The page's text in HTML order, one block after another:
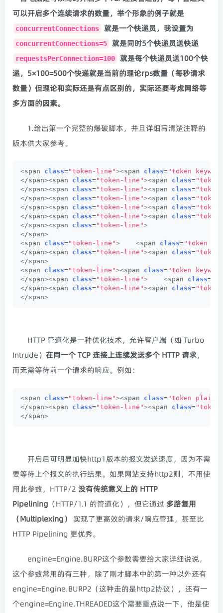
可以开启多个连续请求的数量，举个形象的例子就是
concurrentConnections 就是一个快递员，我设置为
concurrentConnections=5 就是同时5个快递员送快递
requestsPerConnection=100
就是每个快递员送100个快
递，5×100=500个快递就是当前的理论rps数量（每秒请求
数量）但理论和实际还是有点区别的，实际还要考虑网络等
多方面的因素。
1.给出第一个完整的爆破脚本，并且详细写清楚注释的
版本供大家参考。
<span class="token-line"><span class="token
</span><span class="token-line"><span class=
</span><span class="token-line"><span class=
</span><span class="token-line"><span class=
</span><span class="token-line"><span class=
</span><span class="token-line"><span class=
</span><span class="token-line">
</span>
<span class="token-line"> <span class="token
</span><span class="token-line"><span class=
</span>
<span class="token-line"><span class="token
</span><span class="token-line"> <span class=
</span><span class="token-line"><span class=
</span>
HTTP 管道化是一种优化技术，允许客户端（如 Turbo
Intrude） 在同一个 TCP 连接上连续发送多个 HTTP 请求，
而无需等待前一个请求的响应。例如：
<span class="token-line"><span class="token plain"
</span><span class="token-line"><span class=
</span>
开启后可明显加快http1版本的报文发送速度，因为不需
要等待上个报文的执行结果。如果网站支持http2则，不用使
用此参数，HTTP/2 没有传统意义上的 HTTP
Pipelining （HTTP/1.1 的管道化），但它通过 多路复用
（Multiplexing）
实现了更高效的请求/响应管理，甚至比
HTTP Pipelining 更优秀。
engine=Engine.BURP这个参数需要给大家详细说说，
这个参数常用的有三种，除了刚才脚本中的第一种以外还有
engine=Engine.BURP2（这种走的是http2协议），还有一
个engine=Engine.THREADED这个需要重点说一下，他是使